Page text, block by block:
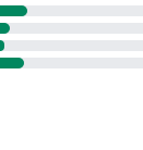
телефона,